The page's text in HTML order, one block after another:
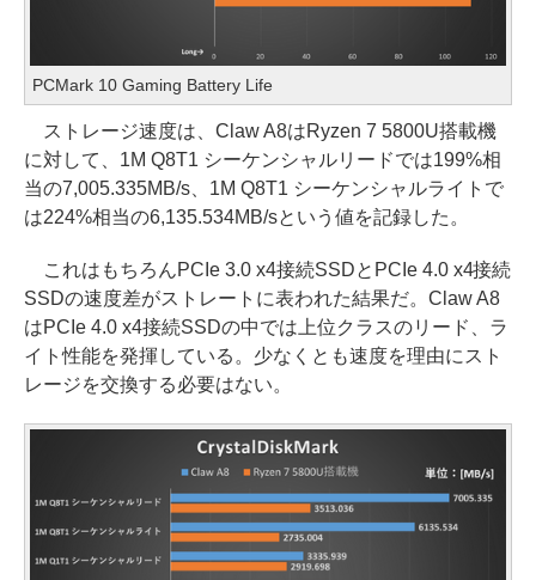
PCMark 10 Gaming Battery Life
ストレージ速度は、Claw A8はRyzen 7 5800U搭載機
に対して、1M Q8T1 シーケンシャルリードでは199%相
当の7,005.335MB/s、1M Q8T1 シーケンシャルライトで
は224%相当の6,135.534MB/sという値を記録した。
これはもちろんPCIe 3.0 x4接続SSDとPCIe 4.0 x4接続
SSDの速度差がストレートに表われた結果だ。Claw A8
はPCIe 4.0 x4接続SSDの中では上位クラスのリード、ラ
イト性能を発揮している。少なくとも速度を理由にスト
レージを交換する必要はない。